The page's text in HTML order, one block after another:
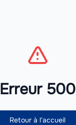
Erreur 500
Retour à l'accueil